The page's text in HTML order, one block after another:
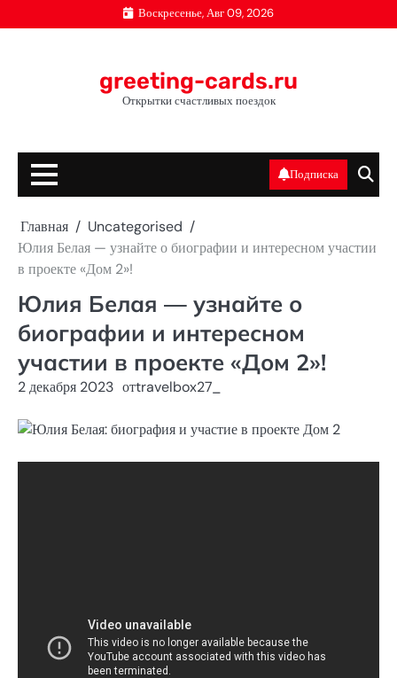
к
Воскресенье, Авг 09, 2026
greeting-cards.ru
Открытки счастливых поездок
Подписка
Главная
Uncategorised
Юлия Белая — узнайте о биографии и интересном участии
в проекте «Дом 2»!
Юлия Белая — узнайте о
биографии и интересном
участии в проекте «Дом 2»!
2 декабря 2023 отtravelbox27_